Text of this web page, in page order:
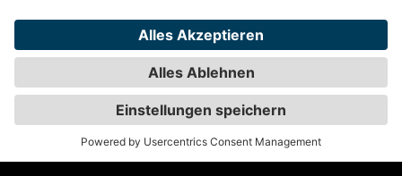
Teilnahmebedingungen
Privatsphäre